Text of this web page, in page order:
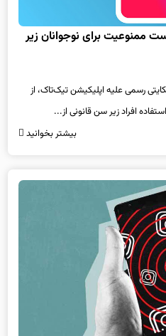
ممنوعیت برای نوجوانان زیر
افراد زیر سن قانونی از...
بیشتر بخوانید